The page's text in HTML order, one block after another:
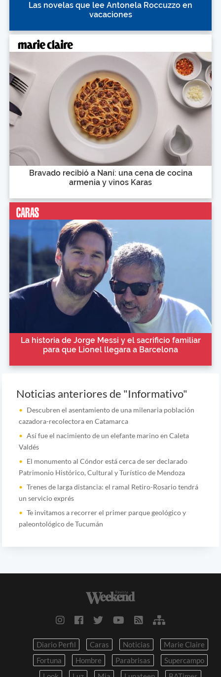
Las novelas que lee Antonela Roccuzzo en
vacaciones
Bravado recibió a Naní: una cena de cocina
armenia y vinos Karas
La historia de Jorge Messi y el sacrificio familiar
para que Lionel llegara a Barcelona
Noticias anteriores de "Informativo"
Descubren el asentamiento de una milenaria población
cazadora-recolectora en Catamarca
Así fue el nacimiento de un elefante marino en Caleta
Valdés
El monumento al Cóndor está cerca de ser declarado
Patrimonio Histórico, Cultural y Turístico de Mendoza
Trenes de larga distancia: el ramal Retiro-Rosario tendrá
un servicio exprés
Te invitamos a recorrer el primer parque geológico y
paleontológico de Tucumán
Diario Perfil Caras Noticias
Marie Claire
Fortuna
Hombre Parabrisas
Supercampo